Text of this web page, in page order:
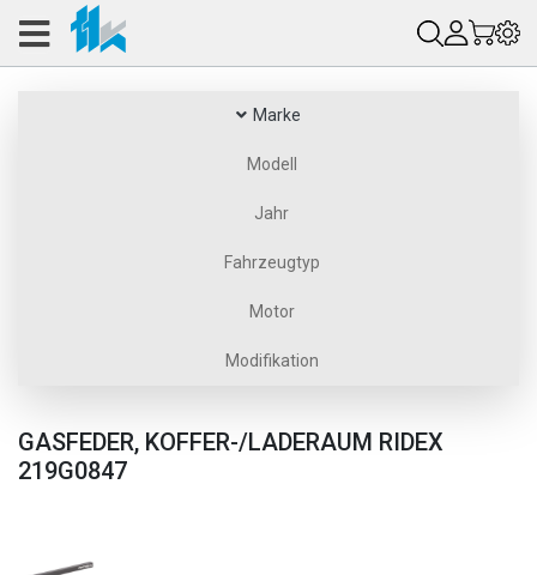
Marke
Modell
Jahr
Fahrzeugtyp
Motor
Modifikation
GASFEDER, KOFFER-/LADERAUM RIDEX
219G0847